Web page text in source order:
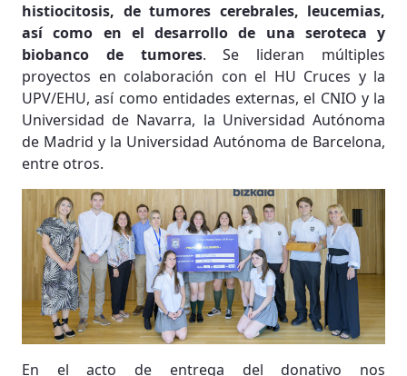
histiocitosis, de tumores cerebrales, leucemias,
así como en el desarrollo de una seroteca y
biobanco de tumores. Se lideran múltiples
proyectos en colaboración con el HU Cruces y la
UPV/EHU, así como entidades externas, el CNIO y la
Universidad de Navarra, la Universidad Autónoma
de Madrid y la Universidad Autónoma de Barcelona,
entre otros.
En el acto de entrega del donativo nos